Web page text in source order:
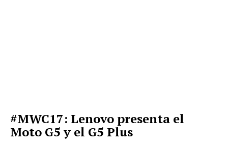
#MWC17: Lenovo presenta el
Moto G5 y el G5 Plus